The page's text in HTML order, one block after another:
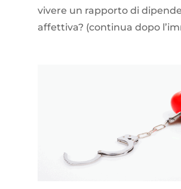
vivere un rapporto di
affettiva? (continua dopo